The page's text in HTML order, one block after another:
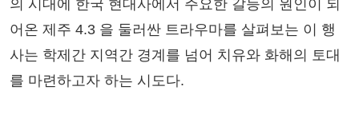
의 시대에 한국 현대사에서 주요한 갈등의 원인이 되
어온 제주 4.3 을 둘러싼 트라우마를 살펴보는 이 행
사는 학제간 지역간 경계를 넘어 치유와 화해의 토대
를 마련하고자 하는 시도다.